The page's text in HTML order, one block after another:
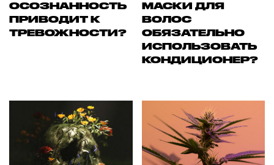
ОСОЗНАННОСТЬ
ПРИВОДИТ К
ТРЕВОЖНОСТИ?
МАСКИ ДЛЯ
ВОЛОС
ОБЯЗАТЕЛЬНО
ИСПОЛЬЗОВАТЬ
КОНДИЦИОНЕР?